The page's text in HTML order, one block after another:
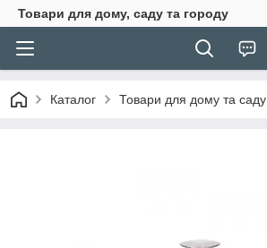
Товари для дому, саду та городу
Каталог Товари для дому та саду